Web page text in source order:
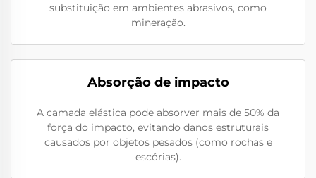
substituição em ambientes abrasivos, como
mineração.
Absorção de impacto
A camada elástica pode absorver mais de 50% da
força do impacto, evitando danos estruturais
causados por objetos pesados (como rochas e
escórias).